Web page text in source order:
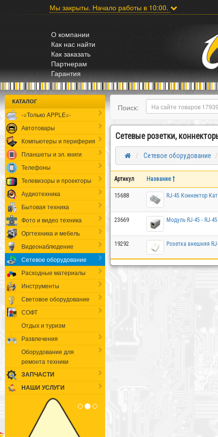
Мы закрыты. Начало работы в 10:00.
О компании
Как нас найти
Как заказать
Партнерам
Гарантия
КАТАЛОГ
-=Только APPLE=-
Автотовары
Компьютеры и периферия
Планшеты и эл. книги
Телефоны
Телевизоры и проекторы
Аудиотехника
Бытовая техника
Фото и видео техника
Оргтехника и мебель
Видеонаблюдение
Сетевое оборудование
Расходные материалы
Инструменты
Световое оборудование
СОФТ
Отдых и туризм
Развлечения
Оборудование для
ремонта техники
ЗАПЧАСТИ
НАШИ УСЛУГИ
Поиск:
Сетевые розетки,
Сетевое оборудование
Артикул Название
15688 RJ-45 Коннектор
23669 Модуль RJ-45 - RJ-
19292 Розетка внешняя